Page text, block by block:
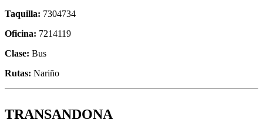
Taquilla: 7304734
Oficina: 7214119
Clase: Bus
Rutas: Nariño
TRANSANDONA